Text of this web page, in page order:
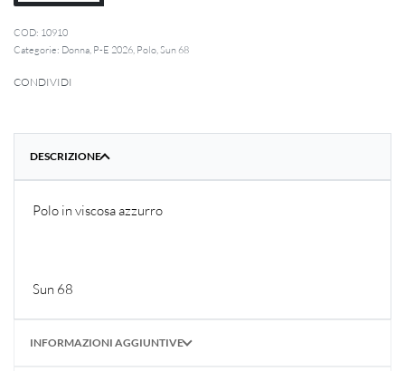
10910
Categorie: Donna P-E 2026 Polo Sun 68
CONDIVIDI
DESCRIZIONE
Polo in viscosa azzurro
Sun 68
INFORMAZIONI AGGIUNTIVE